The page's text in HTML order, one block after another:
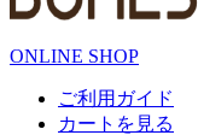
ONLINE SHOP
ご利用ガイド
カートを見る